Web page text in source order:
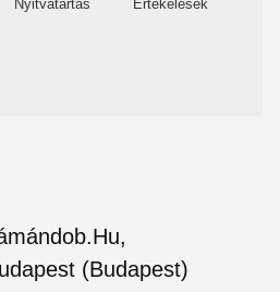
Nyitvatartás Értékelések
(Budapest)